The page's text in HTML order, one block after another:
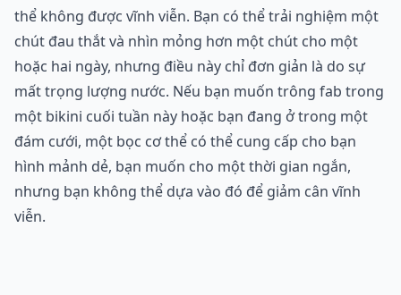
thể không được vĩnh viễn. Bạn có thể trải nghiệm một
chút đau thắt và nhìn mỏng hơn một chút cho một
hoặc hai ngày, nhưng điều này chỉ đơn giản là do sự
mất trọng lượng nước. Nếu bạn muốn trông fab trong
một bikini cuối tuần này hoặc bạn đang ở trong một
đám cưới, một bọc cơ thể có thể cung cấp cho bạn
hình mảnh dẻ, bạn muốn cho một thời gian ngắn,
nhưng bạn không thể dựa vào đó để giảm cân vĩnh
viễn.